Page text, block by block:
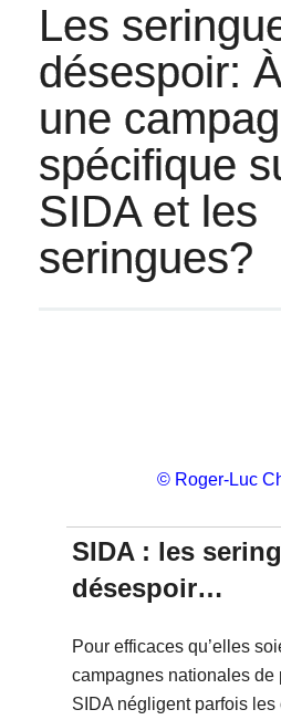
Les
désespoir:
une
spécifique
SIDA et les
seringues?
© Roger-Luc
SIDA : les
désespoir…
Pour efficaces qu’elles
campagnes nationales de
SIDA négligent parfois les